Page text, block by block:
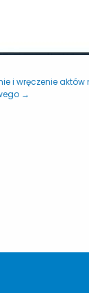
i wręczenie
→